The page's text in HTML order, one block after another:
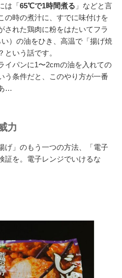
は「65℃で1時間煮る 」などと言
の時の煮汁に、すでに味付けを
された鶏肉に粉をはたいてフラ
）の油をひき、高温で「揚げ焼
という話です。
イパンに1〜2cmの油を入れての
う条件だと、このやり方が一番
…
力
」のもう一つの方法、「電子
証を。電子レンジでいけるな